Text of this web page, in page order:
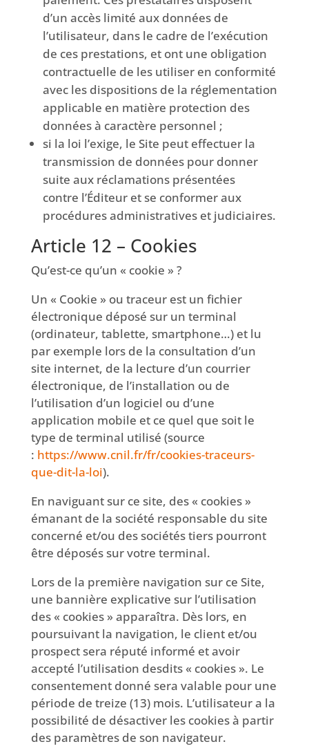
d’un accès limité aux données de
l’utilisateur, dans le cadre de l’exécution
de ces prestations, et ont une obligation
contractuelle de les utiliser en conformité
avec les dispositions de la réglementation
applicable en matière protection des
données à caractère personnel ;
si la loi l’exige, le Site peut effectuer la
transmission de données pour donner
suite aux réclamations présentées
contre l’Éditeur et se conformer aux
procédures administratives et judiciaires.
Article 12 – Cookies
Qu’est-ce qu’un « cookie » ?
Un « Cookie » ou traceur est un fichier
électronique déposé sur un terminal
(ordinateur, tablette, smartphone…) et lu
par exemple lors de la consultation d’un
site internet, de la lecture d’un courrier
électronique, de l’installation ou de
l’utilisation d’un logiciel ou d’une
application mobile et ce quel que soit le
type de terminal utilisé (source
: https://www.cnil.fr/fr/cookies-traceurs-
que-dit-la-loi).
En naviguant sur ce site, des « cookies »
émanant de la société responsable du site
concerné et/ou des sociétés tiers pourront
être déposés sur votre terminal.
Lors de la première navigation sur ce Site,
une bannière explicative sur l’utilisation
des « cookies » apparaîtra. Dès lors, en
poursuivant la navigation, le client et/ou
prospect sera réputé informé et avoir
accepté l’utilisation desdits « cookies ». Le
consentement donné sera valable pour une
période de treize (13) mois. L’utilisateur a la
possibilité de désactiver les cookies à partir
des paramètres de son navigateur.